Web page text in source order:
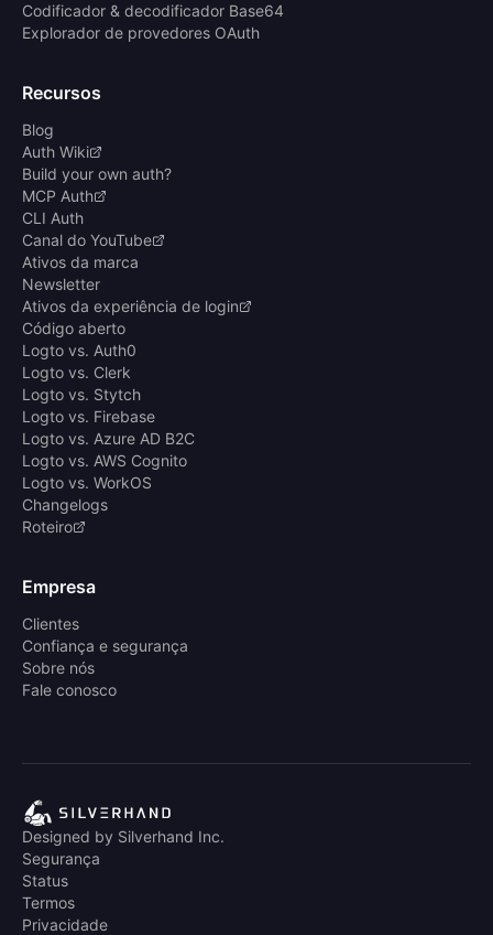
Codificador & decodificador Base64
Explorador de provedores OAuth
Recursos
Blog
Auth Wiki
Build your own auth?
MCP Auth
CLI Auth
Canal do YouTube
Ativos da marca
Newsletter
Ativos da experiência de login
Código aberto
Logto vs. Auth0
Logto vs. Clerk
Logto vs. Stytch
Logto vs. Firebase
Logto vs. Azure AD B2C
Logto vs. AWS Cognito
Logto vs. WorkOS
Changelogs
Roteiro
Empresa
Clientes
Confiança e segurança
Sobre nós
Fale conosco
Designed by Silverhand Inc.
Segurança
Status
Termos
Privacidade